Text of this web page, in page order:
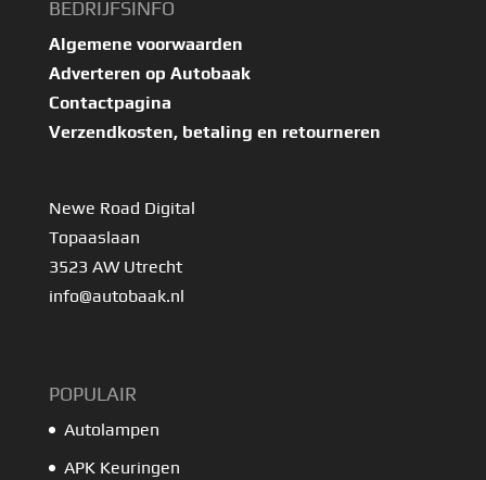
BEDRIJFSINFO
Algemene voorwaarden
Adverteren op Autobaak
Contactpagina
Verzendkosten, betaling en retourneren
Newe Road Digital
Topaaslaan
3523 AW Utrecht
info@autobaak.nl
POPULAIR
Autolampen
APK Keuringen